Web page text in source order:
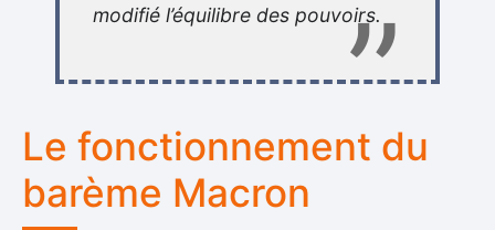
modifié l’équilibre des pouvoirs.
Le fonctionnement du
barème Macron